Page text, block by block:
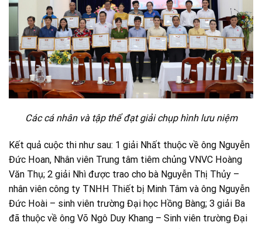
Các cá nhân và tập thể đạt giải chụp hình lưu niệm
Kết quả cuộc thi như sau: 1 giải Nhất thuộc về ông Nguyễn
Đức Hoan, Nhân viên Trung tâm tiêm chủng VNVC Hoàng
Văn Thụ; 2 giải Nhì được trao cho bà Nguyễn Thị Thủy –
nhân viên công ty TNHH Thiết bị Minh Tâm và ông Nguyễn
Đức Hoài – sinh viên trường Đại học Hồng Bàng; 3 giải Ba
đã thuộc về ông Võ Ngô Duy Khang – Sinh viên trường Đại